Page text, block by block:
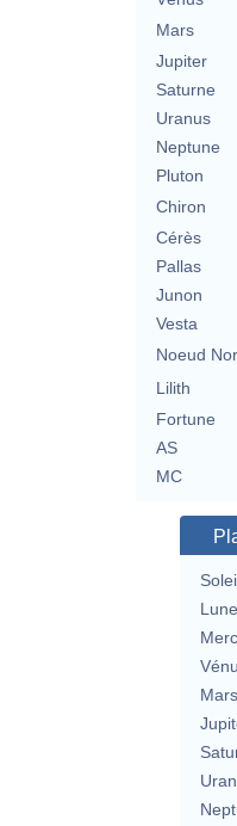
Mars
Jupiter
Saturne
Uranus
Neptune
Pluton
Chiron
Cérès
Pallas
Junon
Vesta
Noeud
Lilith
Fortune
AS
MC
Lune
Mars